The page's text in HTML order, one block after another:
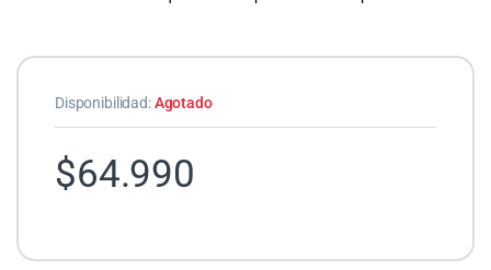
Disponibilidad:Agotado
$64.990